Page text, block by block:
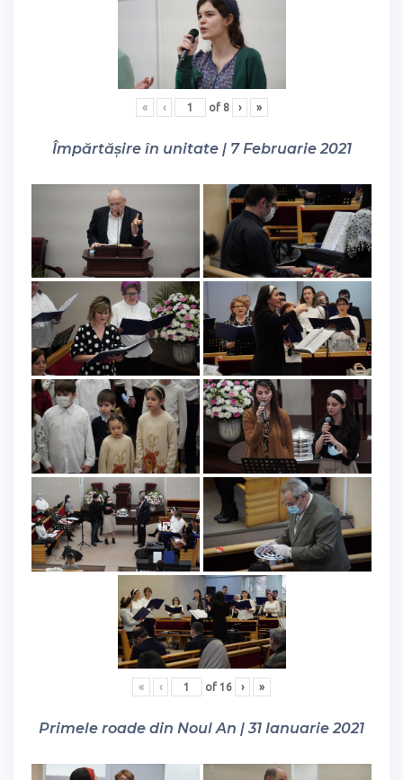
« ‹ of 8 › »
Împărtășire în unitate | 7 Februarie 2021
« ‹ of 16 › »
Primele roade din Noul An | 31 Ianuarie 2021